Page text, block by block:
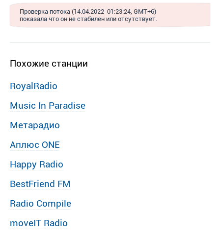
Проверка потока (14.04.2022-01:23:24, GMT+6)
показала что он не стабилен или отсутствует.
Похожие станции
RoyalRadio
Music In Paradise
Метарадио
Аплюс ONE
Happy Radio
BestFriend FM
Radio Compile
moveIT Radio